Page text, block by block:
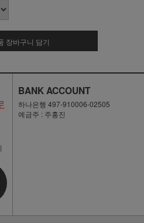
장바구니 담기
BANK ACCOUNT
하나은행 497-910006-02505
예금주 : 주홍진